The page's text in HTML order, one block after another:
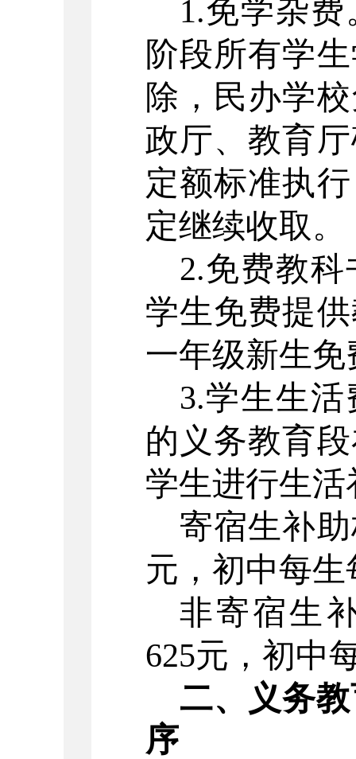
1.免学杂
阶段所有学
除，民办学
政厅、教育
定额标准执
定继续收取。
2.免费教
学生免费提
一年级新生
3.学生生
的义务教育
学生进行生活
寄宿生补
元，初中每生
非寄宿生
625元，初中
二、
义务
序